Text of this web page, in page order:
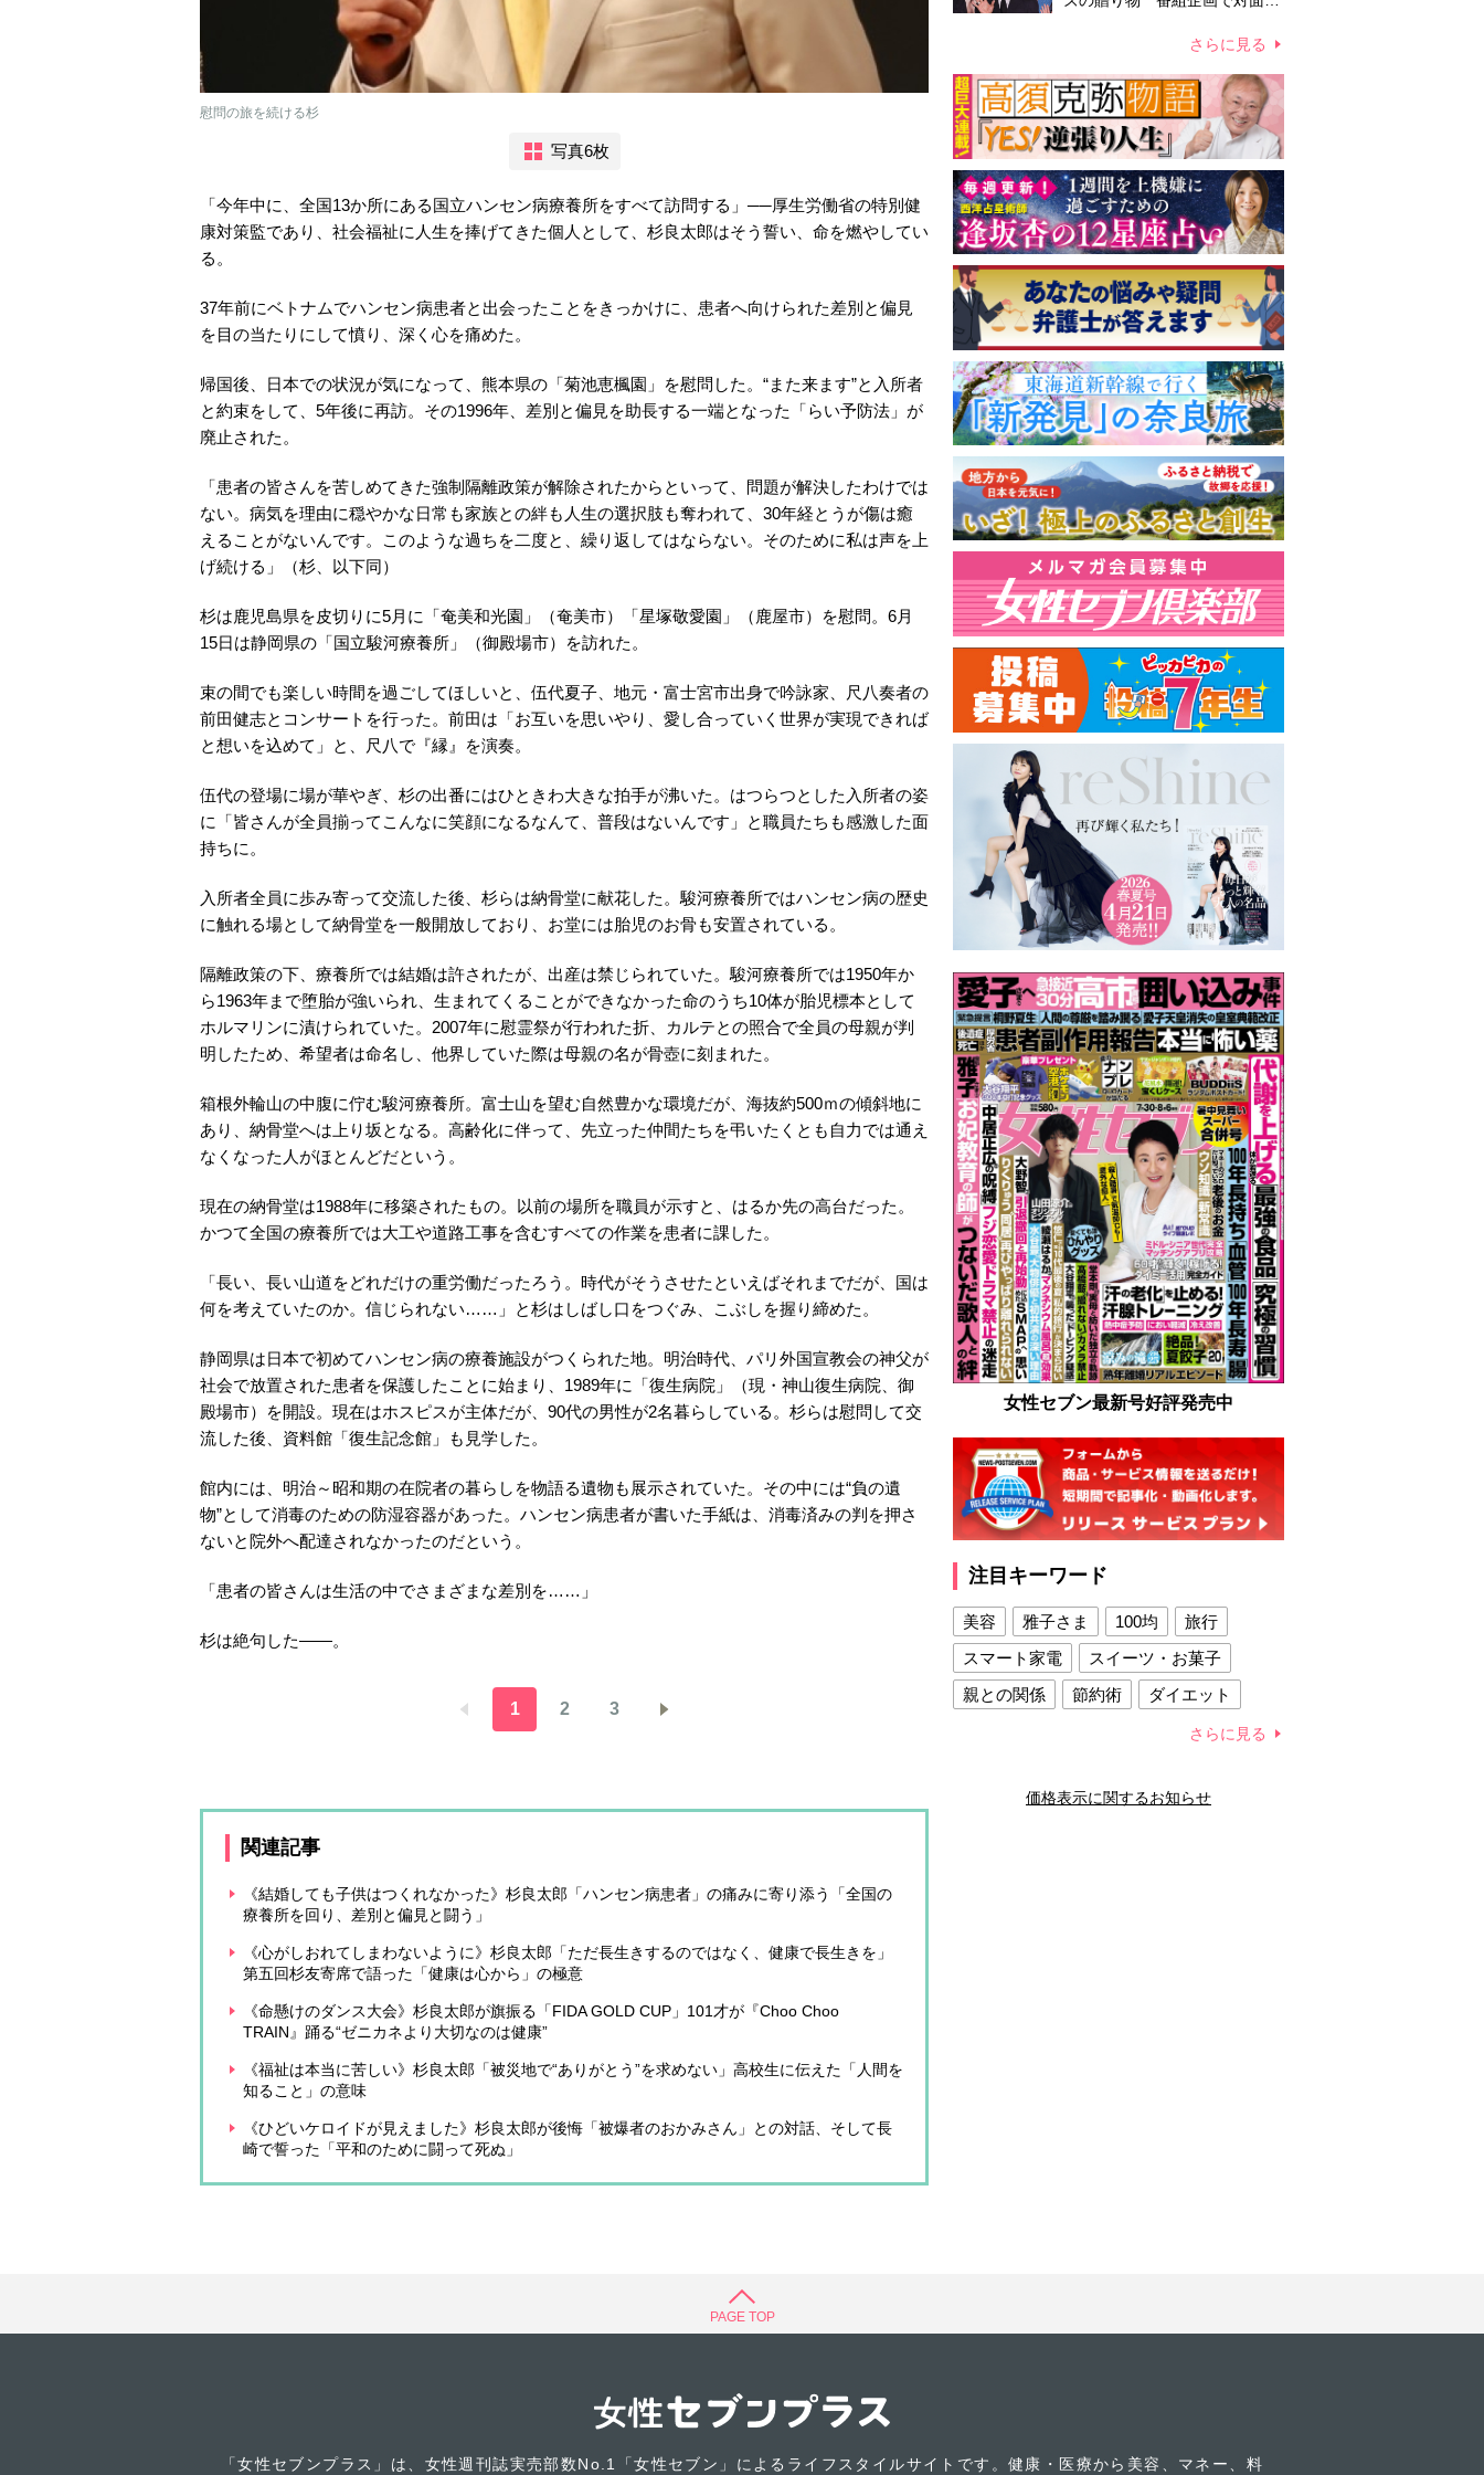
慰問の旅を続ける杉
写真6枚
「今年中に、全国13か所にある国立ハンセン病療養所をすべて訪問する」──厚生労働省の特別健
康対策監であり、社会福祉に人生を捧げてきた個人として、杉良太郎はそう誓い、命を燃やしてい
る。
37年前にベトナムでハンセン病患者と出会ったことをきっかけに、患者へ向けられた差別と偏見
を目の当たりにして憤り、深く心を痛めた。
帰国後、日本での状況が気になって、熊本県の「菊池恵楓園」を慰問した。“また来ます”と入所者
と約束をして、5年後に再訪。その1996年、差別と偏見を助長する一端となった「らい予防法」が
廃止された。
「患者の皆さんを苦しめてきた強制隔離政策が解除されたからといって、問題が解決したわけでは
ない。病気を理由に穏やかな日常も家族との絆も人生の選択肢も奪われて、30年経とうが傷は癒
えることがないんです。このような過ちを二度と、繰り返してはならない。そのために私は声を上
げ続ける」（杉、以下同）
杉は鹿児島県を皮切りに5月に「奄美和光園」（奄美市）「星塚敬愛園」（鹿屋市）を慰問。6月
15日は静岡県の「国立駿河療養所」（御殿場市）を訪れた。
束の間でも楽しい時間を過ごしてほしいと、伍代夏子、地元・富士宮市出身で吟詠家、尺八奏者の
前田健志とコンサートを行った。前田は「お互いを思いやり、愛し合っていく世界が実現できれば
と想いを込めて」と、尺八で『縁』を演奏。
伍代の登場に場が華やぎ、杉の出番にはひときわ大きな拍手が沸いた。はつらつとした入所者の姿
に「皆さんが全員揃ってこんなに笑顔になるなんて、普段はないんです」と職員たちも感激した面
持ちに。
入所者全員に歩み寄って交流した後、杉らは納骨堂に献花した。駿河療養所ではハンセン病の歴史
に触れる場として納骨堂を一般開放しており、お堂には胎児のお骨も安置されている。
隔離政策の下、療養所では結婚は許されたが、出産は禁じられていた。駿河療養所では1950年か
ら1963年まで堕胎が強いられ、生まれてくることができなかった命のうち10体が胎児標本として
ホルマリンに漬けられていた。2007年に慰霊祭が行われた折、カルテとの照合で全員の母親が判
明したため、希望者は命名し、他界していた際は母親の名が骨壺に刻まれた。
箱根外輪山の中腹に佇む駿河療養所。富士山を望む自然豊かな環境だが、海抜約500ｍの傾斜地に
あり、納骨堂へは上り坂となる。高齢化に伴って、先立った仲間たちを弔いたくとも自力では通え
なくなった人がほとんどだという。
現在の納骨堂は1988年に移築されたもの。以前の場所を職員が示すと、はるか先の高台だった。
かつて全国の療養所では大工や道路工事を含むすべての作業を患者に課した。
「長い、長い山道をどれだけの重労働だったろう。時代がそうさせたといえばそれまでだが、国は
何を考えていたのか。信じられない……」と杉はしばし口をつぐみ、こぶしを握り締めた。
静岡県は日本で初めてハンセン病の療養施設がつくられた地。明治時代、パリ外国宣教会の神父が
社会で放置された患者を保護したことに始まり、1989年に「復生病院」（現・神山復生病院、御
殿場市）を開設。現在はホスピスが主体だが、90代の男性が2名暮らしている。杉らは慰問して交
流した後、資料館「復生記念館」も見学した。
館内には、明治～昭和期の在院者の暮らしを物語る遺物も展示されていた。その中には“負の遺
物”として消毒のための防湿容器があった。ハンセン病患者が書いた手紙は、消毒済みの判を押さ
ないと院外へ配達されなかったのだという。
「患者の皆さんは生活の中でさまざまな差別を……」
杉は絶句した――。
1 2 3
関連記事
《結婚しても子供はつくれなかった》杉良太郎「ハンセン病患者」の痛みに寄り添う「全国の
療養所を回り、差別と偏見と闘う」
《心がしおれてしまわないように》杉良太郎「ただ長生きするのではなく、健康で長生きを」
第五回杉友寄席で語った「健康は心から」の極意
《命懸けのダンス大会》杉良太郎が旗振る「FIDA GOLD CUP」101才が『Choo Choo
TRAIN』踊る“ゼニカネより大切なのは健康”
《福祉は本当に苦しい》杉良太郎「被災地で“ありがとう”を求めない」高校生に伝えた「人間を
知ること」の意味
《ひどいケロイドが見えました》杉良太郎が後悔「被爆者のおかみさん」との対話、そして長
崎で誓った「平和のために闘って死ぬ」
心遣いに「うれしくて号泣しま
さらに見る
女性セブン最新号好評発売中
注目キーワード
美容 雅子さま 100均
旅行
スマート家電
スイーツ・お菓子
親との関係
節約術
ダイエット
夫との関係
新津春子 どか食い
さらに見る
価格表示に関するお知らせ
PAGE TOP
「女性セブンプラス」は、女性週刊誌実売部数No.1「女性セブン」によるライフスタイルサイトです。健康・医療から美容、マネー、料